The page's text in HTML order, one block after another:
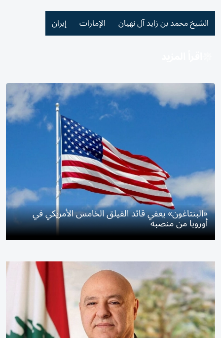
الشيخ محمد بن زايد آل نهيان الإمارات إيران
«البنتاغون» يعفي قائد الفيلق الخامس الأمريكي في
أوروبا من منصبه